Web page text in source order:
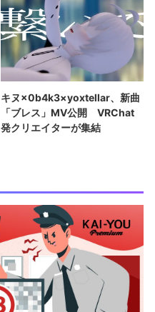
キヌ×0b4k3×yoxtellar、新曲
「ブレス」MV公開 VRChat
発クリエイターが集結